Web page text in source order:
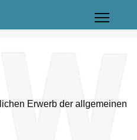
Erwerb der allgemeinen